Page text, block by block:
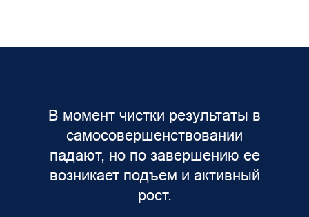
В момент чистки результаты в
самосовершенствовании
падают, но по завершению ее
возникает подъем и активный
рост.